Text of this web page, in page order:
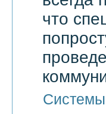
что
Системы